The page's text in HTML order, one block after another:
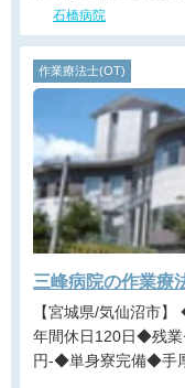
石橋病院
作業療法士(OT)
三峰病院の作業療
【宮城県/気仙沼市】 ◆気仙沼市の精神科病院◆土日祝休みで
年間休日120日◆残
円-◆単身寮完備◆手